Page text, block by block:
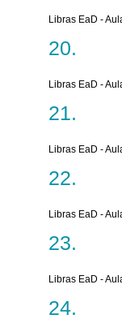
Libras EaD -
Libras EaD -
Libras EaD -
Libras EaD -
Libras EaD -